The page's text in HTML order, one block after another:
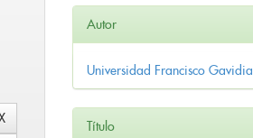
Autor
Universidad Francisco Gavidia
Título